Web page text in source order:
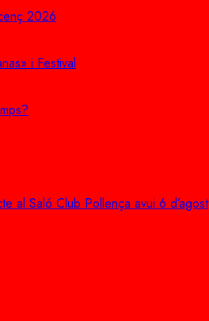
2026
i Festival
al Saló Club Pollença avui 6 d’agost